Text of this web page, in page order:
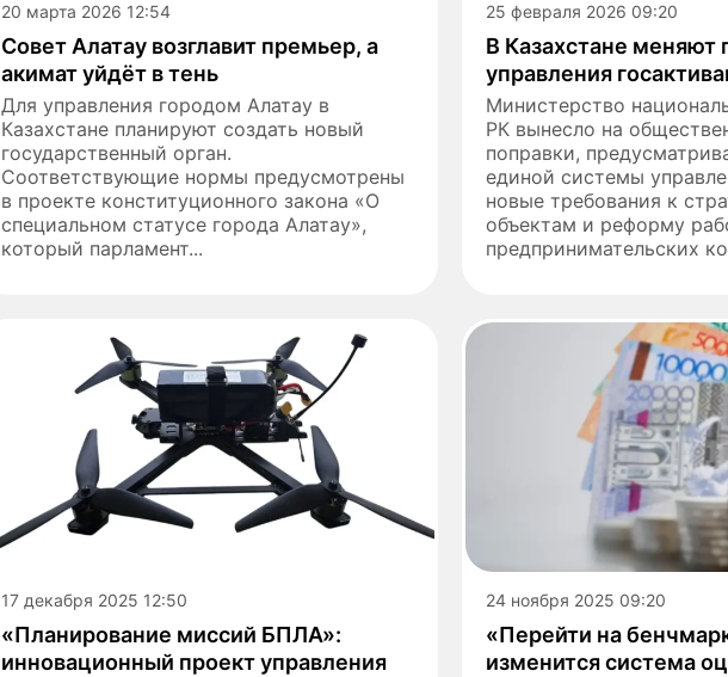
20 марта 2026 12:54
Совет Алатау возглавит премьер, а
акимат уйдёт в тень
Для управления городом Алатау в
Казахстане планируют создать новый
государственный орган.
Соответствующие нормы предусмотрены
в проекте конституционного закона «О
специальном статусе города Алатау»,
который парламент...
25 февраля 2026 09:20
В Казахстане меняют
управления
Министерство
РК вынесло на
поправки,
единой системы
новые требования к
объектам и реформу
предпринимательских
17 декабря 2025 12:50
«Планирование миссий БПЛА»:
инновационный проект управления
24 ноября 2025 09:20
«Перейти на
изменится система